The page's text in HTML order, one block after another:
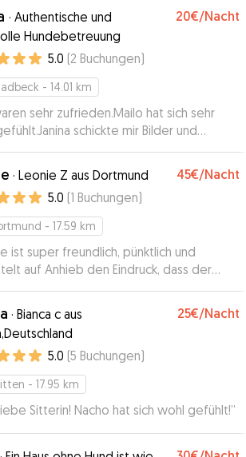
· Authentische und
Hundebetreuung
20€/Nacht
5.0 (2 Buchungen)
- 14.01 km
sehr zufrieden.Mailo hat sich sehr
schickte mir Bilder und
wie es ihm ging.Immer wieder
ihr.
· Leonie Z aus Dortmund 45€/Nacht
5.0 (1 Buchungen)
- 17.59 km
ist super freundlich, pünktlich und
auf Anhieb den Eindruck, dass der
bei ihr in guten und erfahrenen
ist. Benji hat die Zeit sehr genossen. Ich
ihn jederzeit wieder bei Leonie
”
· Bianca c aus
25€/Nacht
5.0 (5 Buchungen)
- 17.95 km
Sitterin! Nacho hat sich wohl gefühlt!”